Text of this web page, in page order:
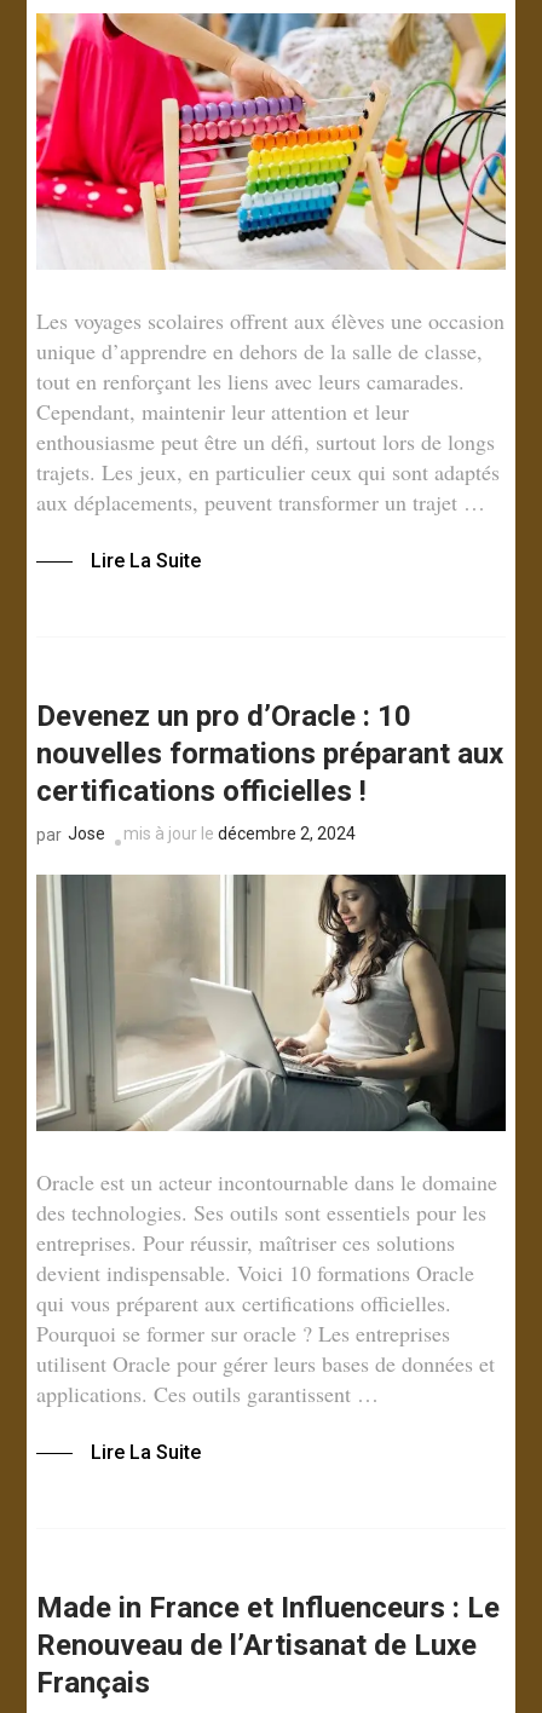
Les voyages scolaires offrent aux élèves une occasion
unique d’apprendre en dehors de la salle de classe,
tout en renforçant les liens avec leurs camarades.
Cependant, maintenir leur attention et leur
enthousiasme peut être un défi, surtout lors de longs
trajets. Les jeux, en particulier ceux qui sont adaptés
aux déplacements, peuvent transformer un trajet …
Lire La Suite
Devenez un pro d’Oracle : 10
nouvelles formations préparant aux
certifications officielles !
par Jose mis à jour ledécembre 2, 2024
Oracle est un acteur incontournable dans le domaine
des technologies. Ses outils sont essentiels pour les
entreprises. Pour réussir, maîtriser ces solutions
devient indispensable. Voici 10 formations Oracle
qui vous préparent aux certifications officielles.
Pourquoi se former sur oracle ? Les entreprises
utilisent Oracle pour gérer leurs bases de données et
applications. Ces outils garantissent …
Lire La Suite
Made in France et Influenceurs : Le
Renouveau de l’Artisanat de Luxe
Français